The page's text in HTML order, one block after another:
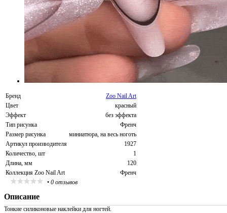
Бренд
Zoo Nail Art
Цвет
красный
Эффект
без эффекта
Тип рисунка
Френч
Размер рисунка
миниатюра, на весь ноготь
Артикул производителя
1927
Количество, шт
1
Длина, мм
120
Коллекция Zoo Nail Art
Френч
• 0 отзывов
Описание
Тонкие силиконовые наклейки для ногтей.